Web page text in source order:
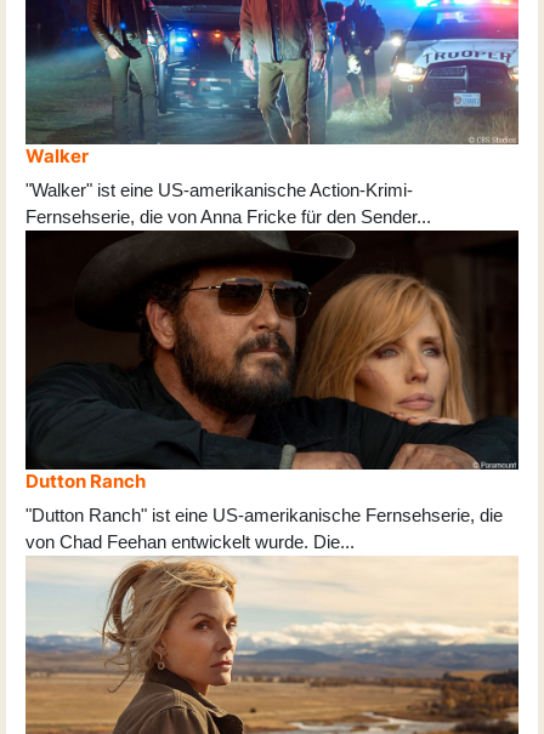
Walker
"Walker" ist eine US-amerikanische Action-Krimi-
Fernsehserie, die von Anna Fricke für den Sender...
Dutton Ranch
"Dutton Ranch" ist eine US-amerikanische Fernsehserie, die
von Chad Feehan entwickelt wurde. Die...